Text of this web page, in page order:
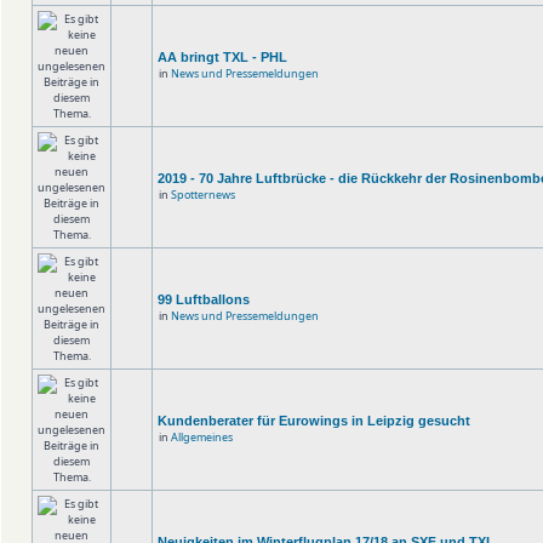
AA bringt TXL - PHL
in News und Pressemeldungen
2019 - 70 Jahre Luftbrücke - die Rückkehr der
in Spotternews
99 Luftballons
in News und Pressemeldungen
Kundenberater für Eurowings in Leipzig gesucht
in Allgemeines